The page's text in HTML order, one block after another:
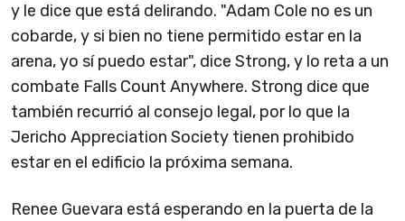
y le dice que está delirando. "Adam Cole no es un
cobarde, y si bien no tiene permitido estar en la
arena, yo sí puedo estar", dice Strong, y lo reta a un
combate Falls Count Anywhere. Strong dice que
también recurrió al consejo legal, por lo que la
Jericho Appreciation Society tienen prohibido
estar en el edificio la próxima semana.
Renee Guevara está esperando en la puerta de la